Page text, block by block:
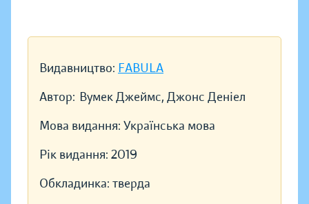
Видавництво: FABULA
Автор: Вумек Джеймс, Джонс Деніел
Мова видання: Українська мова
Рік видання: 2019
Обкладинка: тверда